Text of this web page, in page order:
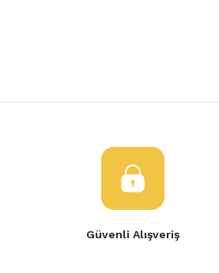
Güvenli Alışveriş